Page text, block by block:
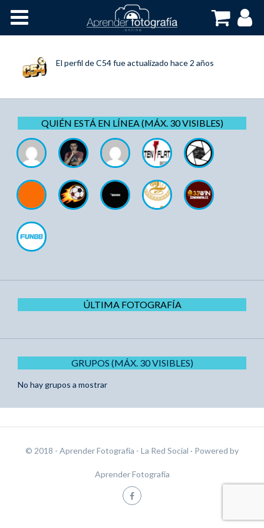
El perfil deC54fue actualizado hace 2 años
QUIÉN ESTÁ EN LÍNEA (MÁX. 30 VISIBLES)
ÚLTIMA FOTOGRAFÍA
GRUPOS (MÁX. 30 VISIBLES)
No hay grupos a mostrar
© 2018 - Aprender Fotografía - La Red Social · Powered by
Aprender Fotografía